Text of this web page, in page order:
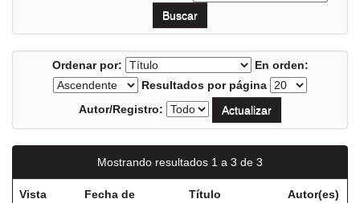
Ordenar por:
En orden:
Resultados por página
Autor/Registro:
Mostrando resultados 1 a 3 de 3
Vista
Fecha de
Título Autor(es)